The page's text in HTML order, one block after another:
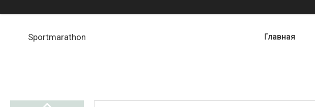
Sportmarathon Главная